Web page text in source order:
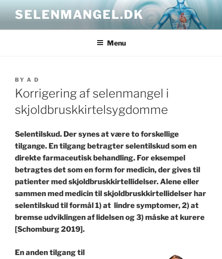
content
SELENMANGEL.DK
Menu
POSTED
ON
BY A D
Korrigering af selenmangel i
skjoldbruskkirtelsygdomme
Selentilskud. Der synes at være to forskellige
tilgange. En tilgang betragter selentilskud som en
direkte farmaceutisk behandling. For eksempel
betragtes det som en form for medicin, der gives til
patienter med skjoldbruskkirtellidelser. Alene eller
sammen med medicin til skjoldbruskkirtellidelser har
selentilskud til formål 1) at lindre symptomer, 2) at
bremse udviklingen af ​​lidelsen og 3) måske at kurere
[Schomburg 2019].
En anden tilgang til